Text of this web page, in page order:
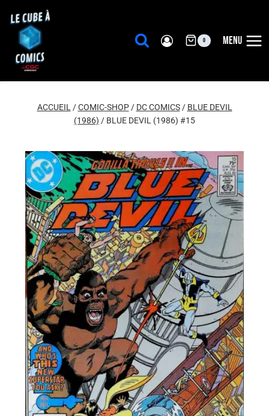
contenu
0 MENU
ACCUEIL / COMIC-SHOP / DC COMICS / BLUE DEVIL
(1986) / BLUE DEVIL (1986) #15